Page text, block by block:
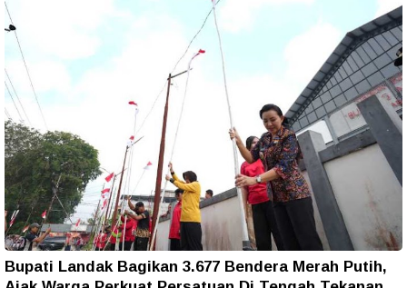
Bupati Landak Bagikan 3.677 Bendera Merah Putih,